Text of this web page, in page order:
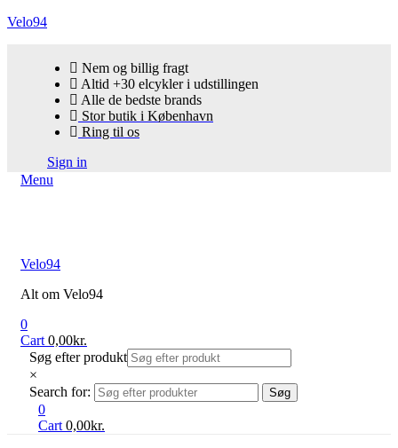
Velo94
Nem og billig fragt
Altid +30 elcykler i udstillingen
Alle de bedste brands
Stor butik i København
Ring til os
Sign in
Menu
Velo94
Alt om Velo94
0
Cart 0,00kr.
Søg efter produkt
×
Search for:
Søg
0
Cart 0,00kr.